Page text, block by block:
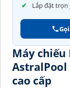
Lắp đặt
Máy chiếu
AstralPool
cao cấp